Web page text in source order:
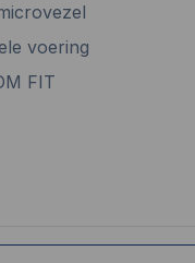
voering
FIT